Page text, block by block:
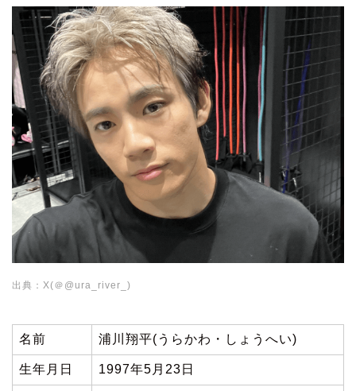
出典：X(＠@ura_river_)
名前 浦川翔平(うらかわ・しょうへい)
生年月日 1997年5月23日